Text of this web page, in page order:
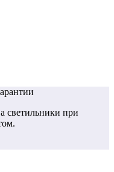
светильники при